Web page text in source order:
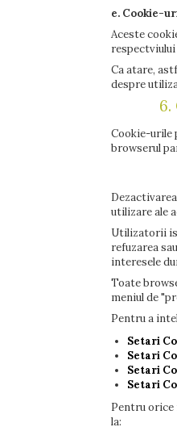
e. Cookie-
Aceste
Ca atare,
despre
6.
Cookie-urile
browserul
utilizare ale
Utilizatorii
refuzarea
interesele
Toate
meniul de
Pentru a
Setari
Setari
Setari
Setari
Pentru orice
la: